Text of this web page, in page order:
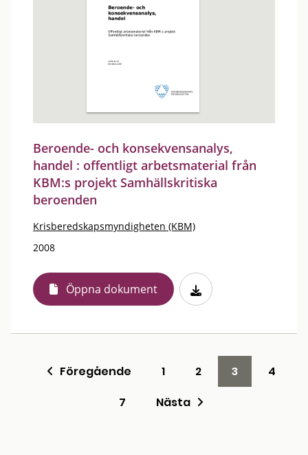
Beroende- och konsekvensanalys,
handel : offentligt arbetsmaterial från
KBM:s projekt Samhällskritiska
beroenden
Krisberedskapsmyndigheten (KBM)
2008
Öppna dokument
Föregående 1 2 3
4
7
Nästa